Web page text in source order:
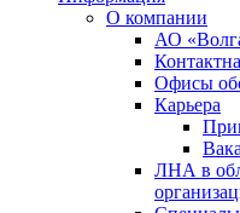
О компании
АО
Офисы
Карьера
ЛНА в